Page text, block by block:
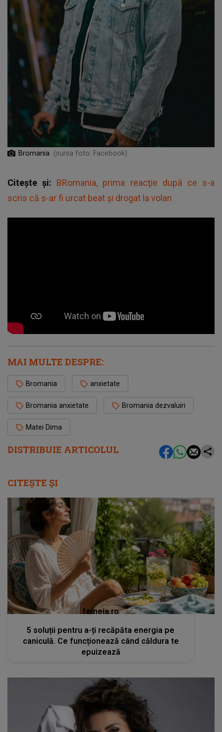
DISTRIBUIE ARTICOLUL
Bromania (sursa foto: Facebook)
Citește și: BRomania, prima reacţie după ce s-a
scris că s-ar fi urcat beat și drogat la volan
MAI MULTE DESPRE:
Bromania anxietate
Bromania anxietate Bromania dezvaluiri
Matei Dima
CITEȘTE ȘI
femeia.ro
5 soluții pentru a-ți recăpăta energia pe
caniculă. Ce funcționează când căldura te
epuizează